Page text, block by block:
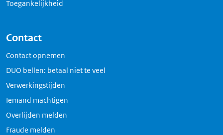
Toegankelijkheid
Contact
Contact opnemen
DUO bellen: betaal niet te veel
Verwerkingstijden
Iemand machtigen
Overlijden melden
Fraude melden